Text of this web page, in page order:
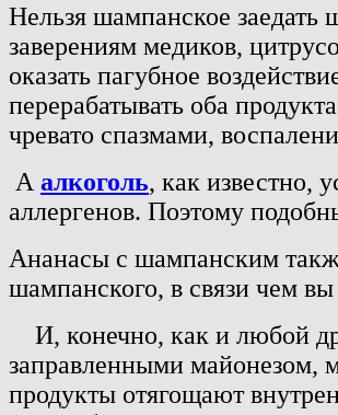
Нельзя шампанское заедать
заверениям медиков,
оказать пагубное
перерабатывать оба
чревато спазмами,
А алкоголь, как известно,
аллергенов. Поэтому
Ананасы с шампанским
шампанского, в связи чем
И, конечно, как и любой
заправленными майонезом,
продукты отягощают